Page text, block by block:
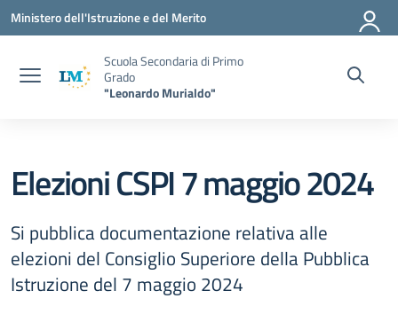
Vai ai contenuti
Vai al menu di navigazione
Vai al footer
Ministero dell'Istruzione e del Merito
Scuola Secondaria di Primo
Grado
"Leonardo Murialdo"
Elezioni CSPI 7 maggio 2024
Si pubblica documentazione relativa alle
elezioni del Consiglio Superiore della Pubblica
Istruzione del 7 maggio 2024